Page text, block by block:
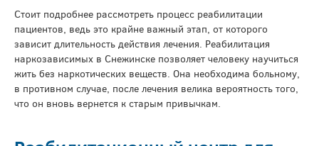
Стоит подробнее рассмотреть процесс реабилитации
пациентов, ведь это крайне важный этап, от которого
зависит длительность действия лечения. Реабилитация
наркозависимых в Снежинске позволяет человеку научиться
жить без наркотических веществ. Она необходима больному,
в противном случае, после лечения велика вероятность того,
что он вновь вернется к старым привычкам.